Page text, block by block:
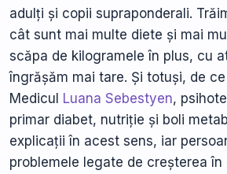
adulți și copii supraponderali.
cât sunt mai multe diete și mai
scăpa de kilogramele în plus, cu
îngrășăm mai tare. Și totuși, de
Medicul Luana Sebestyen,
primar diabet, nutriție și boli
explicații în acest sens, iar
problemele legate de creșterea